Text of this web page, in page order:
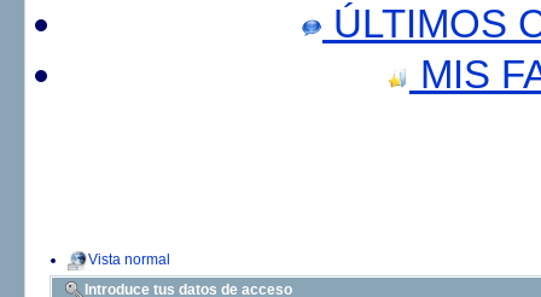
ÚLTIMOS
MIS
Vista normal
Introduce tus datos de acceso